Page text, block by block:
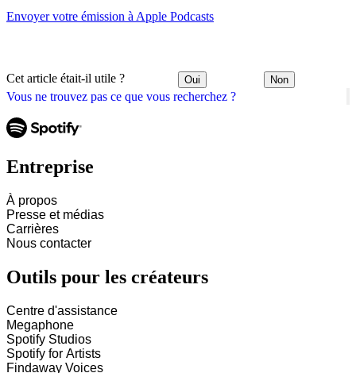
Vous ne trouvez pas ce que vous recherchez ?
Envoyer votre émission à Apple Podcasts
Cet article était-il utile ? Oui Non
Entreprise
À propos
Presse et médias
Carrières
Nous contacter
Outils pour les créateurs
Centre d'assistance
Megaphone
Spotify Studios
Spotify for Artists
Findaway Voices